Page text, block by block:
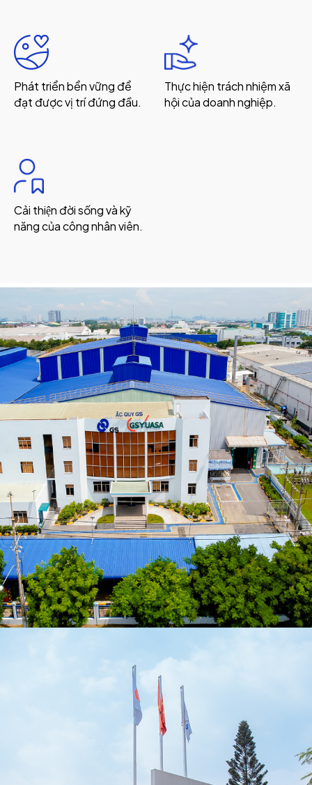
Phát triển bển vững để
đạt được vị trí đứng đầu.
Thực hiện trách nhiệm xã
hội của doanh nghiệp.
Cải thiện đời sống và kỹ
năng của công nhân viên.